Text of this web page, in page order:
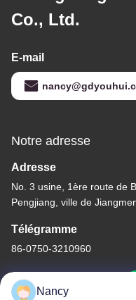
Co., Ltd.
E-mail
Notre adresse
Adresse
No. 3 usine, 1ère route de
Pengjiang, ville de
Télégramme
86-0750-3210960
Nancy